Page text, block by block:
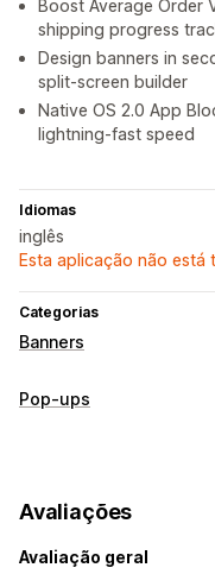
Boost Average Order
shipping progress
Design banners in
split-screen builder
Native OS 2.0 App
lightning-fast speed
Idiomas
inglês
Esta aplicação não
Categorias
Banners
Tipo de banner
Posição do banner
Pop-ups
Pop-ups de gestão
Modelos
Acionadores
Avaliações
Avaliação geral